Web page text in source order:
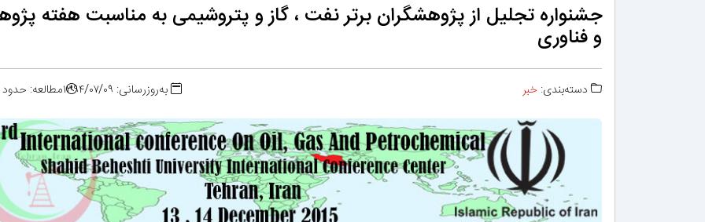
جشنواره تجلیل از پژوهشگران برتر نفت ، گاز و پتروشیمی به مناسبت هفته
و فناوری
دسته‌بندی: خبر به‌روزرسانی: ۱۳۹۴/۰۷/۰۹ مطالعه: حدود ۳